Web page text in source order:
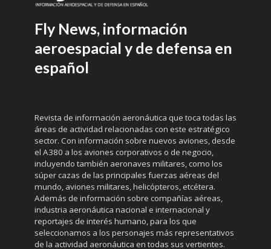
Fly News, información
aeroespacial y de defensa en
español
Revista de información aeronáutica que toca todas las
áreas de actividad relacionadas con este estratégico
sector. Con información sobre nuevos aviones, desde
el A380 a los aviones corporativos o de negocio,
incluyendo también aeronaves militares, como los
súper cazas de las principales fuerzas aéreas del
mundo, aviones militares, helicópteros, etcétera.
Además de información sobre compañías aéreas,
industria aeronáutica nacional e internacional y
reportajes de interés humano, para los que
seleccionamos a los personajes más representativos
de la actividad aeronáutica en todas sus vertientes.